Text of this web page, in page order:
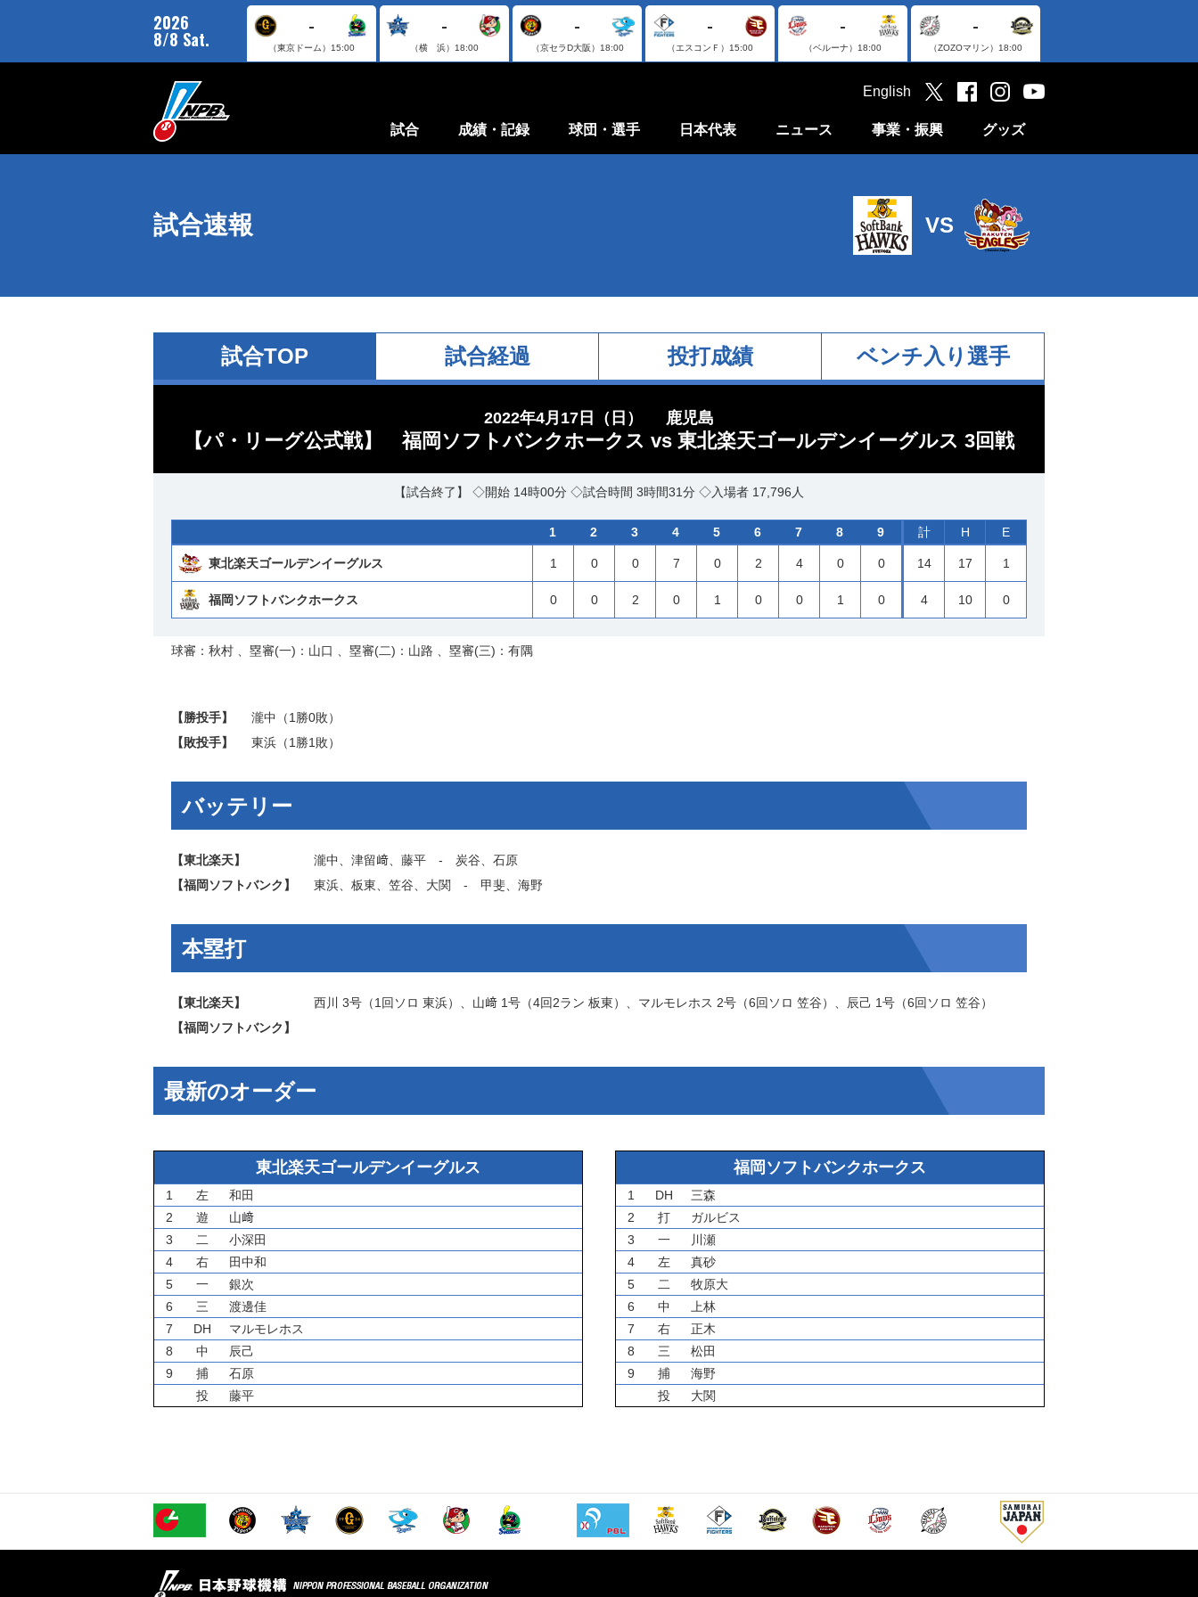
2026
8/8 Sat.
-
（東京ドーム） 15:00
-
（横 浜） 18:00
-
（京セラD大阪） 18:00
-
（エスコンＦ） 15:00
-
（ベルーナ） 18:00
-
（ZOZOマリン） 18:00
試合 成績・記録 球団・選手 日本代表 ニュース 事業・振興 グッズ
English
試合速報 VS
試合TOP 試合経過 投打成績 ベンチ入り選手
2022年4月17日（日） 鹿児島
【パ・リーグ公式戦】 福岡ソフトバンクホークス vs 東北楽天ゴールデンイーグルス 3回戦
【試合終了】 ◇開始 14時00分 ◇試合時間 3時間31分 ◇入場者 17,796人
1 2 3 4 5 6 7 8 9 計 H E
東北楽天ゴールデンイーグルス 1 0 0 7 0 2 4 0 0 14 17 1
福岡ソフトバンクホークス 0 0 2 0 1 0 0 1 0 4 10 0
球審：秋村 、塁審(一)：山口 、塁審(二)：山路 、塁審(三)：有隅
【勝投手】 瀧中
（1勝0敗）
【敗投手】
東浜 （1勝1敗）
バッテリー
【東北楽天】 瀧中 津留﨑 藤平 ‐ 炭谷
石原
【福岡ソフトバンク】
東浜 板東 笠谷 大関 ‐ 甲斐 海野
本塁打
【東北楽天】 西川 3号（1回ソロ 東浜）、 山﨑 1号（4回2ラン 板東）、 マルモレホス 2号（6回ソロ 笠谷）、 辰己 1号（6回ソロ 笠谷）
【福岡ソフトバンク】
最新のオーダー
東北楽天ゴールデンイーグルス
1 左
和田
2
遊
山﨑
3
二
小深田
4
右
田中和
5
一
銀次
6
三
渡邊佳
7
DH
マルモレホス
8
中
辰己
9
捕
石原
投
藤平
福岡ソフトバンクホークス
1 DH
三森
2
打
ガルビス
3
一
川瀬
4
左
真砂
5
二
牧原大
6
中
上林
7
右
正木
8
三
松田
9
捕
海野
投
大関